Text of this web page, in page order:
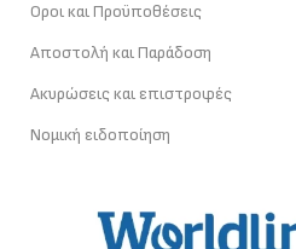
Οροι και Προϋποθέσεις
Αποστολή και Παράδοση
Ακυρώσεις και επιστροφές
Νομική ειδοποίηση